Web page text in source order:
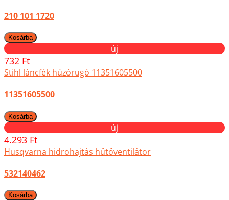
210 101 1720
új
732 Ft
Stihl láncfék húzórugó 11351605500
11351605500
új
4.293 Ft
Husqvarna hidrohajtás hűtőventilátor
532140462